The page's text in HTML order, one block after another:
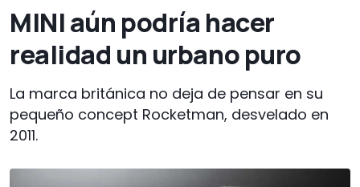
MINI aún podría hacer
realidad un urbano puro
La marca británica no deja de pensar en su
pequeño concept Rocketman, desvelado en
2011.